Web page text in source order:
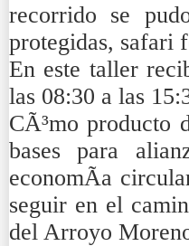
recorrido se
protegidas, safari
En este taller
las 08:30 a las
CÃ³mo producto
bases para
economÃ­a
seguir en el
del Arroyo